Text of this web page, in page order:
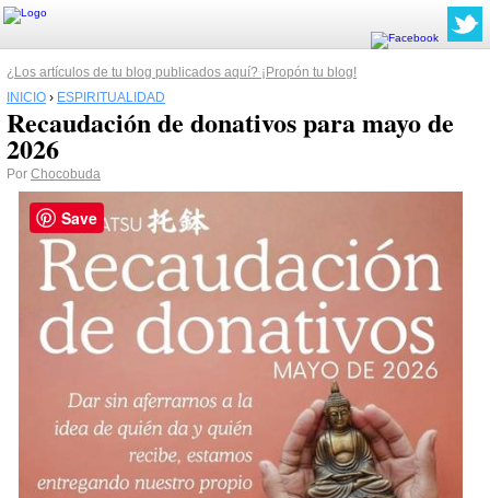
¿Los artículos de tu blog publicados aquí? ¡Propón tu blog!
INICIO › ESPIRITUALIDAD
Recaudación de donativos para mayo de
2026
Por Chocobuda
Save